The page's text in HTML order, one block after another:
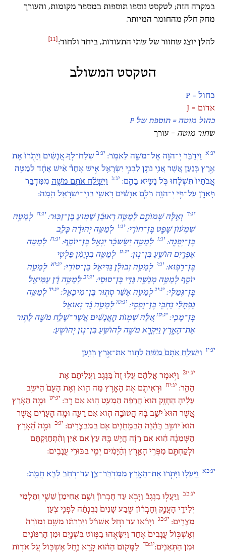
במקרה הזה; לטקסט נוספו תוספות במספר מקומות, והעורך
מחק חלק מהחומר המיותר.
להלן יוצג שחזור של שתי התעודות, ביחד ולחוד: [11]
הטקסט המשולב
כחול = P
אדום = J
כחול מוטה = תוספת שלP
שחור מוטה = עורך
יג:א וַיְדַבֵּ֥ר יְ־הֹוָ֖ה אֶל־מֹשֶׁ֥ה לֵּאמֹֽר:יג:ב שְׁלַח־לְךָ֣ אֲנָשִׁ֗ים וְיָתֻ֙רוּ֙ אֶת
אֶ֣רֶץ כְּנַ֔עַן אֲשֶׁר אֲנִ֥י נֹתֵ֖ן לִבְנֵ֣י יִשְׂרָאֵ֑ל אִ֣ישׁ אֶחָד֩ אִ֨ישׁ אֶחָ֜ד לְמַטֵּ֤ה
אֲבֹתָיו֙ תִּשְׁלָ֔חוּ כֹּ֖ל נָשִׂ֥יא בָהֶֽם:יג:ג וַיִּשְׁלַ֨ח אֹתָ֥ם מֹשֶׁ֛ה מִמִּדְבַּ֥ר
פָּארָ֖ן עַל־פִּ֣י יְ־הֹוָ֑ה כֻּלָּ֣ם אֲנָשִׁ֔ים רָאשֵׁ֥י בְנֵֽי־יִשְׂרָאֵ֖ל הֵֽמָּה:
יג:ד וְאֵ֖לֶּה שְׁמוֹתָ֑ם לְמַטֵּ֣ה רְאוּבֵ֔ן שַׁמּ֖וּעַ בֶּן־זַכּֽוּר:יג:ה לְמַטֵּ֣ה
שִׁמְע֔וֹן שָׁפָ֖ט בֶּן־חוֹרִֽי:יג:ו לְמַטֵּ֣ה יְהוּדָ֔ה כָּלֵ֖ב
בֶּן־יְפֻנֶּֽה:יג:ז לְמַטֵּ֣ה יִשָּׂשכָ֔ר יִגְאָ֖ל בֶּן־יוֹסֵֽף:יג:ח לְמַטֵּ֥ה
אֶפְרָ֖יִם הוֹשֵׁ֥עַ בִּן־נֽוּן:יג:ט לְמַטֵּ֣ה בִנְיָמִ֔ן פַּלְטִ֖י
בֶּן־רָפֽוּא:יג:י לְמַטֵּ֣ה זְבוּלֻ֔ן גַּדִּיאֵ֖ל בֶּן־סוֹדִֽי:יג:יא לְמַטֵּ֥ה
יוֹסֵ֖ף לְמַטֵּ֣ה מְנַשֶּׁ֑ה גַּדִּ֖י בֶּן־סוּסִֽי:יג:יב לְמַטֵּ֣ה דָ֔ן עַמִּיאֵ֖ל
בֶּן־גְּמַלִּֽי:יג:יג לְמַטֵּ֣ה אָשֵׁ֔ר סְת֖וּר בֶּן־מִיכָאֵֽל:יג:יד לְמַטֵּ֣ה
נַפְתָּלִ֔י נַחְבִּ֖י בֶּן־וָפְסִֽי:יג:טו לְמַטֵּ֣ה גָ֔ד גְּאוּאֵ֖ל
בֶּן־מָכִֽי:יג:טז אֵ֚לֶּה שְׁמ֣וֹת הָֽאֲנָשִׁ֔ים אֲשֶׁר־שָׁלַ֥ח מֹשֶׁ֖ה לָת֣וּר
אֶת־הָאָ֑רֶץ וַיִּקְרָ֥א מֹשֶׁ֛ה לְהוֹשֵׁ֥עַ בִּן־נ֖וּן יְהוֹשֻֽׁעַ:
יג:יז וַיִּשְׁלַ֤ח אֹתָם֙ מֹשֶׁ֔ה לָת֖וּר אֶת־אֶ֣רֶץ כְּנָ֑עַן
יג:יז2
וַיֹּ֣אמֶר אֲלֵהֶ֗ם עֲל֥וּ זֶה֙ בַּנֶּ֔גֶב וַעֲלִיתֶ֖ם אֶת
הָהָֽר:יג:יח וּרְאִיתֶ֥ם אֶת הָאָ֖רֶץ מַה הִ֑וא וְאֶת הָעָם֙ הַיֹּשֵׁ֣ב
עָלֶ֔יהָ הֶחָזָ֥ק הוּא֙ הֲרָפֶ֔ה הַמְעַ֥ט ה֖וּא אִם רָֽב:יג:יט וּמָ֣ה הָאָ֗רֶץ
אֲשֶׁר הוּא֙ יֹשֵׁ֣ב בָּ֔הּ הֲטוֹבָ֥ה הִ֖וא אִם רָעָ֑ה וּמָ֣ה הֶֽעָרִ֗ים אֲשֶׁר
הוּא֙ יוֹשֵׁ֣ב בָּהֵ֔נָּה הַבְּמַֽחֲנִ֖ים אִ֥ם בְּמִבְצָרִֽים:יג:כ וּמָ֣ה הָ֠אָרֶץ
הַשְּׁמֵנָ֨ה הִ֜וא אִם רָזָ֗ה הֲיֵֽשׁ בָּ֥הּ עֵץ֙ אִם אַ֔יִן וְהִ֨תְחַזַּקְתֶּ֔ם
וּלְקַחְתֶּ֖ם מִפְּרִ֣י הָאָ֑רֶץ וְהַ֨יָּמִ֔ים יְמֵ֖י בִּכּוּרֵ֥י עֲנָבִֽים:
יג:כא וַֽיַּעֲל֖וּ וַיָּתֻ֣רוּ אֶת־הָאָ֑רֶץ מִמִּדְבַּר־צִ֥ן עַד־רְחֹ֖ב לְבֹ֥א חֲמָֽת:
יג:כב וַיַּעֲל֣וּ בַנֶּגֶב֘ וַיָּבֹ֣א עַד חֶבְרוֹן֒ וְשָׁ֤ם אֲחִימַן֙ שֵׁשַׁ֣י וְתַלְמַ֔י
יְלִידֵ֖י הָעֲנָ֑ק וְחֶבְר֗וֹן שֶׁ֤בַע שָׁנִים֙ נִבְנְתָ֔ה לִפְנֵ֖י צֹ֥עַן
מִצְרָֽיִם:יג:כג וַיָּבֹ֜אוּ עַד נַ֣חַל אֶשְׁכֹּ֗ל וַיִּכְרְת֨וּ מִשָּׁ֤ם זְמוֹרָה֙
וְאֶשְׁכּ֤וֹל עֲנָבִים֙ אֶחָ֔ד וַיִּשָּׂאֻ֥הוּ בַמּ֖וֹט בִּשְׁנָ֑יִם וּמִן הָרִמֹּנִ֖ים
וּמִן הַתְּאֵנִֽים:יג:כד לַמָּק֣וֹם הַה֔וּא קָרָ֖א נַ֣חַל אֶשְׁכּ֑וֹל עַ֚ל אֹד֣וֹת